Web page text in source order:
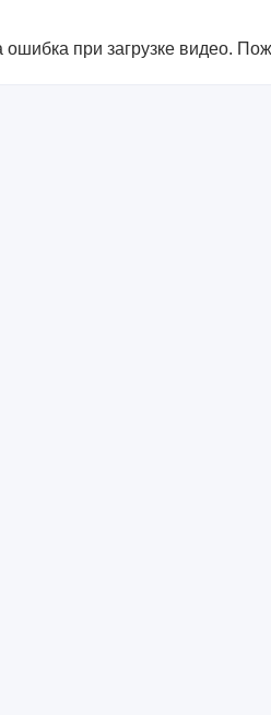
при загрузке видео.